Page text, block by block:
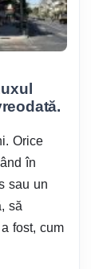
Orice
în
sau un
să
fost, cum